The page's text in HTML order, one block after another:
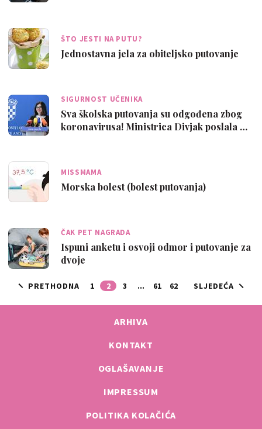
ŠTO JESTI NA PUTU?
Jednostavna jela za obiteljsko putovanje
SIGURNOST UČENIKA
Sva školska putovanja su odgođena zbog
koronavirusa! Ministrica Divjak poslala …
MISSMAMA
Morska bolest (bolest putovanja)
ČAK PET NAGRADA
Ispuni anketu i osvoji odmor i putovanje za
dvoje
PRETHODNA 1 2 3 ... 61 62 SLJEDEĆA
ARHIVA
KONTAKT
OGLAŠAVANJE
IMPRESSUM
POLITIKA KOLAČIĆA